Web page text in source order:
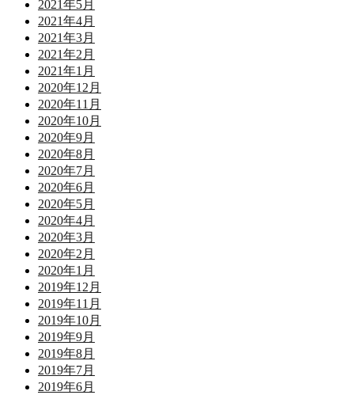
2021年5月
2021年4月
2021年3月
2021年2月
2021年1月
2020年12月
2020年11月
2020年10月
2020年9月
2020年8月
2020年7月
2020年6月
2020年5月
2020年4月
2020年3月
2020年2月
2020年1月
2019年12月
2019年11月
2019年10月
2019年9月
2019年8月
2019年7月
2019年6月